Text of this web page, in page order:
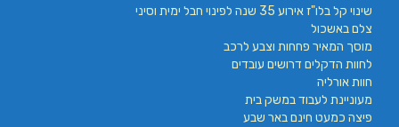
שינוי קל בלו"ז אירוע 35 שנה לפינוי חבל ימית וסיני
צלם באשכול
מוסך המאיר פחחות וצבע לרכב
לחוות הדקלים דרושים עובדים
חוות אורליה
מעוניינת לעבוד במשק בית
פיצה כמעט חינם באר שבע